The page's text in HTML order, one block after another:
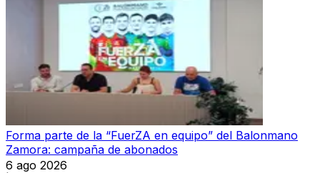
Forma parte de la “FuerZA en equipo” del Balonmano
Zamora: campaña de abonados
6 ago 2026